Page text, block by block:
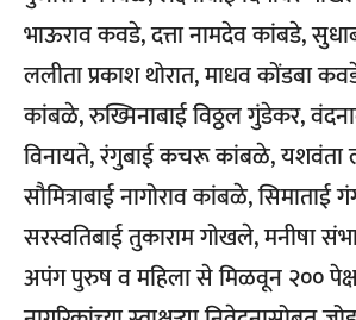
भाऊराव कवडे, दत्ता नामदेव कांबडे,
ललीता प्रकाश थोरात, माधव कोंडबा
कांबळे, रुख्मिनाबाई विठ्ठल गुंडेकर,
विनायते, रंगुबाई कचरू कांबळे, यशवंता
सौमित्राबाई नागोराव कांबळे, सिमाताई
सरस्वतिबाई तुकाराम गोखले, मनीषा
अपंग पुरुष व महिला से मिळवून २००